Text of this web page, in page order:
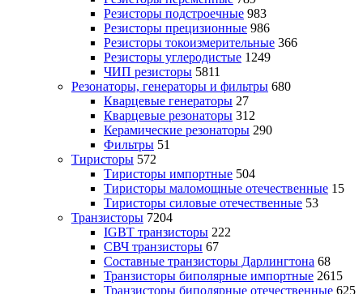
Резисторы подстроечные 983
Резисторы прецизионные 986
Резисторы токоизмерительные 366
Резисторы углеродистые 1249
ЧИП резисторы 5811
Резонаторы, генераторы и фильтры 680
Кварцевые генераторы 27
Кварцевые резонаторы 312
Керамические резонаторы 290
Фильтры 51
Тиристоры 572
Тиристоры импортные 504
Тиристоры маломощные отечественные 15
Тиристоры силовые отечественные 53
Транзисторы 7204
IGBT транзисторы 222
СВЧ транзисторы 67
Составные транзисторы Дарлингтона 68
Транзисторы биполярные импортные 2615
Транзисторы биполярные отечественные 625